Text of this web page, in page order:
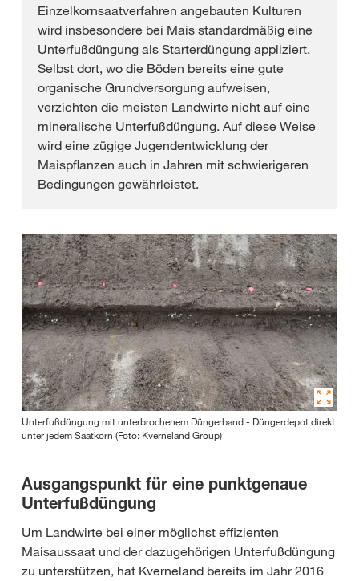
Einzelkornsaatverfahren angebauten Kulturen
wird insbesondere bei Mais standardmäßig eine
Unterfußdüngung als Starterdüngung appliziert.
Selbst dort, wo die Böden bereits eine gute
organische Grundversorgung aufweisen,
verzichten die meisten Landwirte nicht auf eine
mineralische Unterfußdüngung. Auf diese Weise
wird eine zügige Jugendentwicklung der
Maispflanzen auch in Jahren mit schwierigeren
Bedingungen gewährleistet.
Unterfußdüngung mit unterbrochenem Düngerband - Düngerdepot direkt
unter jedem Saatkorn (Foto: Kverneland Group)
Ausgangspunkt für eine punktgenaue
Unterfußdüngung
Um Landwirte bei einer möglichst effizienten
Maisaussaat und der dazugehörigen Unterfußdüngung
zu unterstützen, hat Kverneland bereits im Jahr 2016